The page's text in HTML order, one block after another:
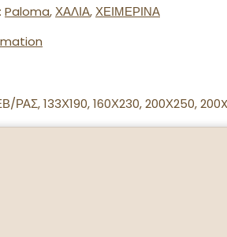
Paloma,ΧΑΛΙΑ,ΧΕΙΜΕΡΙΝΑ
ΡΑΣ, 133Χ190, 160Χ230, 200Χ250,